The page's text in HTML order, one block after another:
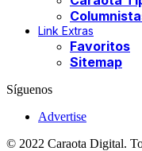
Link Extras
Favoritos
Sitemap
Síguenos
Advertise
© 2022 Caraota Digital.